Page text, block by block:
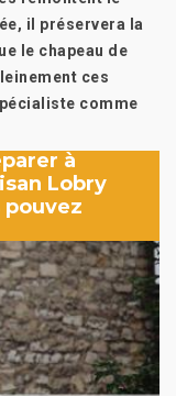
il préservera la
le chapeau de
ces
comme
à
Lobry